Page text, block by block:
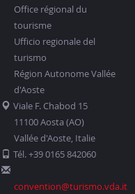
Office régional du
tourisme
Ufficio regionale del
turismo
Région Autonome Vallée
d'Aoste
Viale F. Chabod 15
11100 Aosta (AO)
Vallée d'Aoste, Italie
Tél. +39 0165 842060
convention@turismo.vda.it